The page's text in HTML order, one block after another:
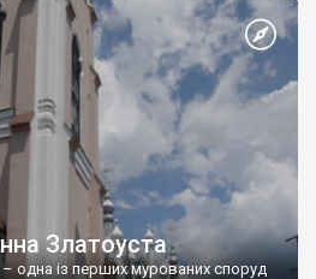
Златоуста
одна із перших мурованих споруд